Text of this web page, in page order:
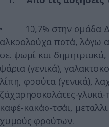
• 10,7% στην ομάδα
αλκοολούχα ποτά, λόγω
σε: ψωμί και
ψάρια (γενικά),
λίπη, φρούτα (γενικά),
ζάχαρησοκολάτες-
καφέ-κακάο-τσάι,
χυμούς φρούτων.